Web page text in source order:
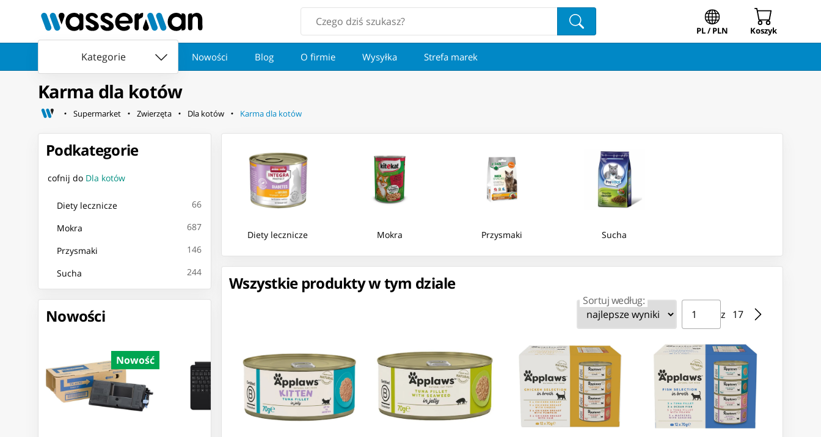
PL / PLN Koszyk
Kategorie Nowości Blog O firmie Wysyłka Strefa marek
Karma dla kotów
Supermarket Zwierzęta Dla kotów Karma dla kotów
Podkategorie
cofnij do Dla kotów
Diety lecznicze 66
Mokra 687
Przysmaki 146
Sucha 244
Nowości
Nowość Nowość Nowość Nowość Nowość Nowość
Diety lecznicze Mokra Przysmaki Sucha
Wszystkie produkty w tym dziale
Sortuj według: Strona ⁨1⁩ z ⁨17⁩
z ⁨17⁩
Przejdź do strony